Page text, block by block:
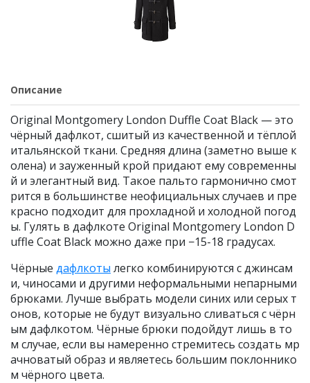
Описание
Original Montgomery London Duffle Coat Black — это
чёрный дафлкот, сшитый из качественной и тёплой
итальянской ткани. Средняя длина (заметно выше к
олена) и зауженный крой придают ему современны
й и элегантный вид. Такое пальто гармонично смот
рится в большинстве неофициальных случаев и пре
красно подходит для прохладной и холодной погод
ы. Гулять в дафлкоте Original Montgomery London D
uffle Coat Black можно даже при −15-18 градусах.
Чёрные дафлкоты легко комбинируются с джинсам
и, чиносами и другими неформальными непарными
брюками. Лучше выбрать модели синих или серых т
онов, которые не будут визуально сливаться с чёрн
ым дафлкотом. Чёрные брюки подойдут лишь в то
м случае, если вы намеренно стремитесь создать мр
ачноватый образ и являетесь большим поклоннико
м чёрного цвета.